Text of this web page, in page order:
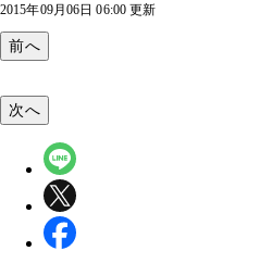
2015年09月06日 06:00 更新
前へ
次へ